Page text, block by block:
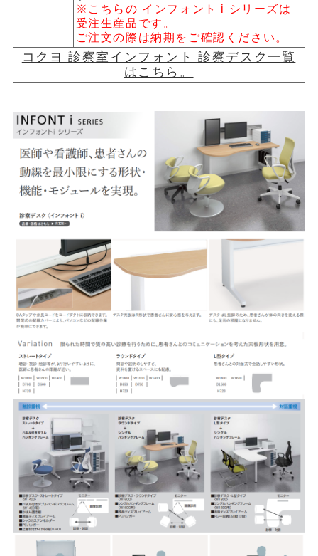
※こちらの インフォント i シリーズは
受注生産品です。
ご注文の際は納期をご確認ください。
コクヨ 診察室インフォント 診察デスク一覧
はこちら。